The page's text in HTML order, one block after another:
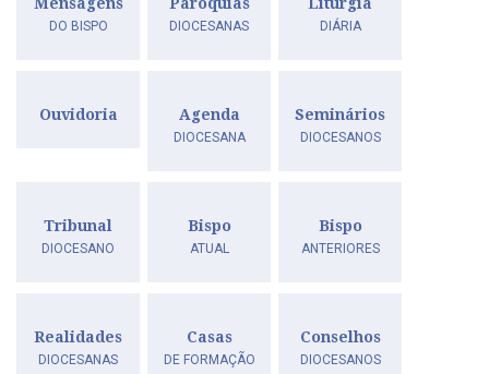
DO BISPO DIOCESANAS DIÁRIA
Ouvidoria Agenda
DIOCESANA
Seminários
DIOCESANOS
Tribunal
DIOCESANO
Bispo
ATUAL
Bispo
ANTERIORES
Realidades
DIOCESANAS
Casas
DE FORMAÇÃO
Conselhos
DIOCESANOS